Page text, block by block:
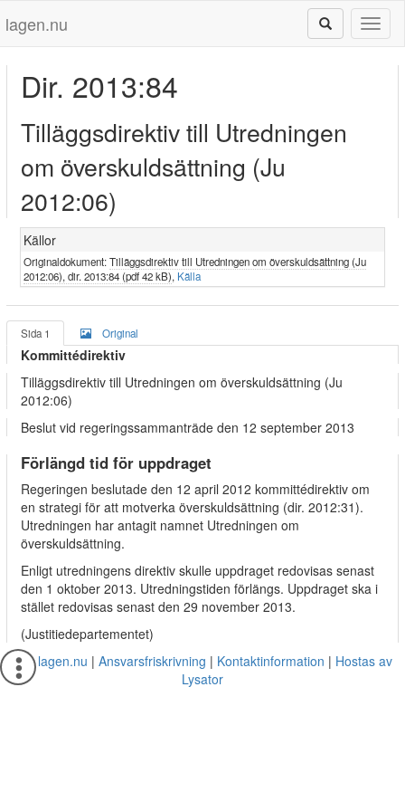
lagen.nu
Dir. 2013:84
Tilläggsdirektiv till Utredningen
om överskuldsättning (Ju
2012:06)
Källor
Originaldokument:Tilläggsdirektiv till Utredningen om överskuldsättning (Ju
2012:06), dir. 2013:84 (pdf 42 kB), Källa
Sida 1 Original
Kommittédirektiv
Tilläggsdirektiv till Utredningen om överskuldsättning (Ju
2012:06)
Beslut vid regeringssammanträde den 12 september 2013
Förlängd tid för uppdraget
Regeringen beslutade den 12 april 2012 kommittédirektiv om
en strategi för att motverka överskuldsättning (dir. 2012:31).
Utredningen har antagit namnet Utredningen om
överskuldsättning.
Enligt utredningens direktiv skulle uppdraget redovisas senast
den 1 oktober 2013. Utredningstiden förlängs. Uppdraget ska i
stället redovisas senast den 29 november 2013.
(Justitiedepartementet)
Om lagen.nu
Ansvarsfriskrivning Kontaktinformation
Hostas av
Lysator